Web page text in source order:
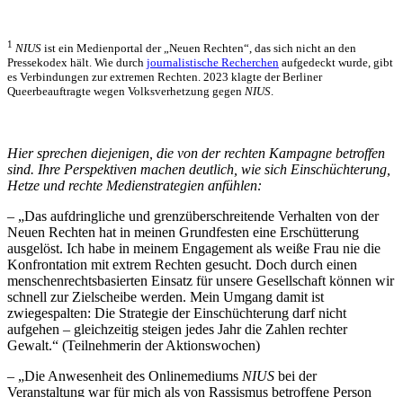
1 NIUS ist ein Medienportal der „Neuen Rechten“, das sich nicht an den
Pressekodex hält. Wie durch journalistische Recherchen aufgedeckt wurde, gibt
es Verbindungen zur extremen Rechten. 2023 klagte der Berliner
Queerbeauftragte wegen Volksverhetzung gegen NIUS.
Hier sprechen diejenigen, die von der rechten Kampagne betroffen
sind. Ihre Perspektiven machen deutlich, wie sich Einschüchterung,
Hetze und rechte Medienstrategien anfühlen:
– „Das aufdringliche und grenzüberschreitende Verhalten von der
Neuen Rechten hat in meinen Grundfesten eine Erschütterung
ausgelöst. Ich habe in meinem Engagement als weiße Frau nie die
Konfrontation mit extrem Rechten gesucht. Doch durch einen
menschenrechtsbasierten Einsatz für unsere Gesellschaft können wir
schnell zur Zielscheibe werden. Mein Umgang damit ist
zwiegespalten: Die Strategie der Einschüchterung darf nicht
aufgehen – gleichzeitig steigen jedes Jahr die Zahlen rechter
Gewalt.“ (Teilnehmerin der Aktionswochen)
– „Die Anwesenheit des Onlinemediums NIUS bei der
Veranstaltung war für mich als von Rassismus betroffene Person